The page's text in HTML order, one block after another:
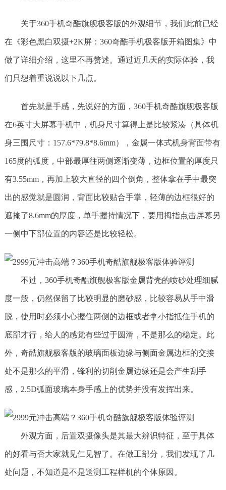
关于360手机奇酷旗舰极客版的外观细节，我们此前已经
在《彩色黑白双摄+2K屏：360奇酷手机极客版开箱图集》中
做了详细介绍，这里不再赘述。通过近几天的实际体验，我
们只想着重说说以下几点。
首先就是手感，先说好的方面，360手机奇酷旗舰极客版
在6英寸大屏幕手机中，机身尺寸算得上是比较紧凑（具体机
身三围尺寸：157.6*79.8*8.6mm），金属一体式机身背面带有
165度的弧度，中部最厚往两侧逐渐变薄，边框位置的厚度只
有3.55mm，再加上较大直径的四个倒角，整体拿在手中最突
出的感觉就是圆润，背面比较贴合手掌，轻薄的边框很好的
遮掩了8.6mm的厚度，单手握持情况下，要用拇指点击屏幕另
一侧中下部位置的内容还是比较轻松。
不过，360手机奇酷旗舰极客版金属背壳的喷砂处理细腻
度一般，仍然保留了比较明显的磨砂感，比较容易从手中滑
脱，使用时必须小心握住两侧的边框或者拿小指抵住手机的
底部才行，给人的感觉有些过于圆滑，不是那么的稳定。此
外，奇酷旗舰极客版的玻璃面板边缘与侧面金属边框的交接
处不是那么的平滑，锋利的切削金属边缘还是会产生刮手
感，2.5D弧面玻璃本身手感上的优势并没有发挥出来。
外观方面，后置双摄像头是其最大辨识特征，至于具体
的好看与否大家就见仁见智了。在做工部分，我们发现了几
处问题，不知道是不是送测工程样机的个体原因。